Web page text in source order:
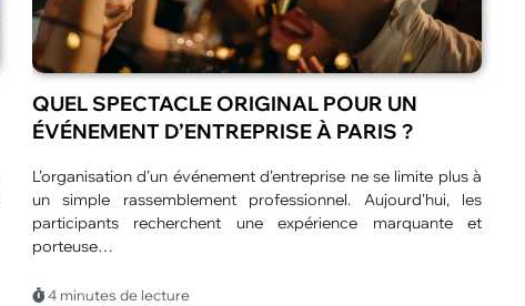
LES CRITÈRES POUR CHOISIR UN
RESTAURANT FAMILIAL
Trouver un restaurant qui convient à toute la famille demande
une certaine réflexion. Les attentes varient selon l’âge, les
habitudes et les…